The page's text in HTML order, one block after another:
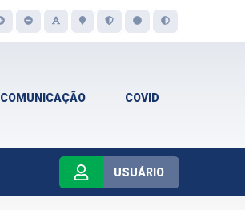
COMUNICAÇÃO COVID
USUÁRIO